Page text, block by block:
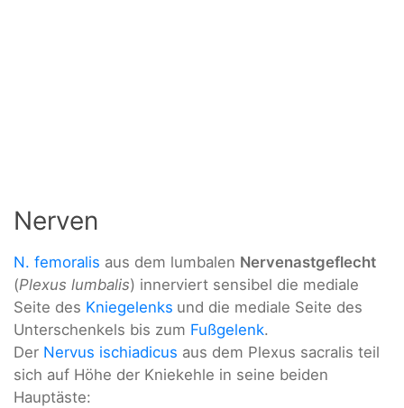
Nerven
N. femoralis aus dem lumbalen Nervenastgeflecht
(Plexus lumbalis) innerviert sensibel die mediale
Seite des Kniegelenks und die mediale Seite des
Unterschenkels bis zum Fußgelenk.
Der Nervus ischiadicus aus dem Plexus sacralis teil
sich auf Höhe der Kniekehle in seine beiden
Hauptäste: